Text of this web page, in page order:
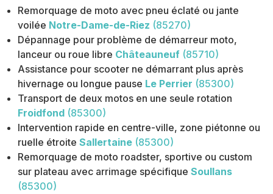
Remorquage de moto avec pneu éclaté ou jante
voilée Notre-Dame-de-Riez (85270)
Dépannage pour problème de démarreur moto,
lanceur ou roue libre Châteauneuf (85710)
Assistance pour scooter ne démarrant plus après
hivernage ou longue pause Le Perrier (85300)
Transport de deux motos en une seule rotation
Froidfond (85300)
Intervention rapide en centre-ville, zone piétonne ou
ruelle étroite Sallertaine (85300)
Remorquage de moto roadster, sportive ou custom
sur plateau avec arrimage spécifique Soullans
(85300)